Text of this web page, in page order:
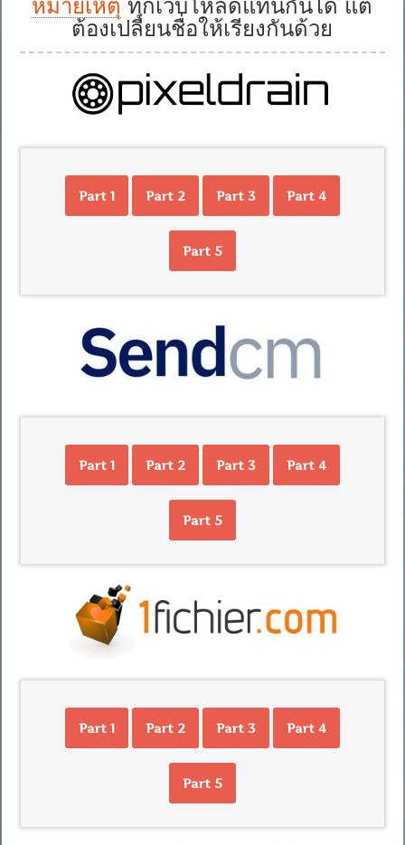
หมายเหตุ ทุกเว็บโหลดแทนกันได้ แต่
ต้องเปลี่ยนชื่อให้เรียงกันด้วย
Part 1 Part 2 Part 3 Part 4
Part 5
Part 1 Part 2 Part 3 Part 4
Part 5
Part 1 Part 2 Part 3 Part 4
Part 5